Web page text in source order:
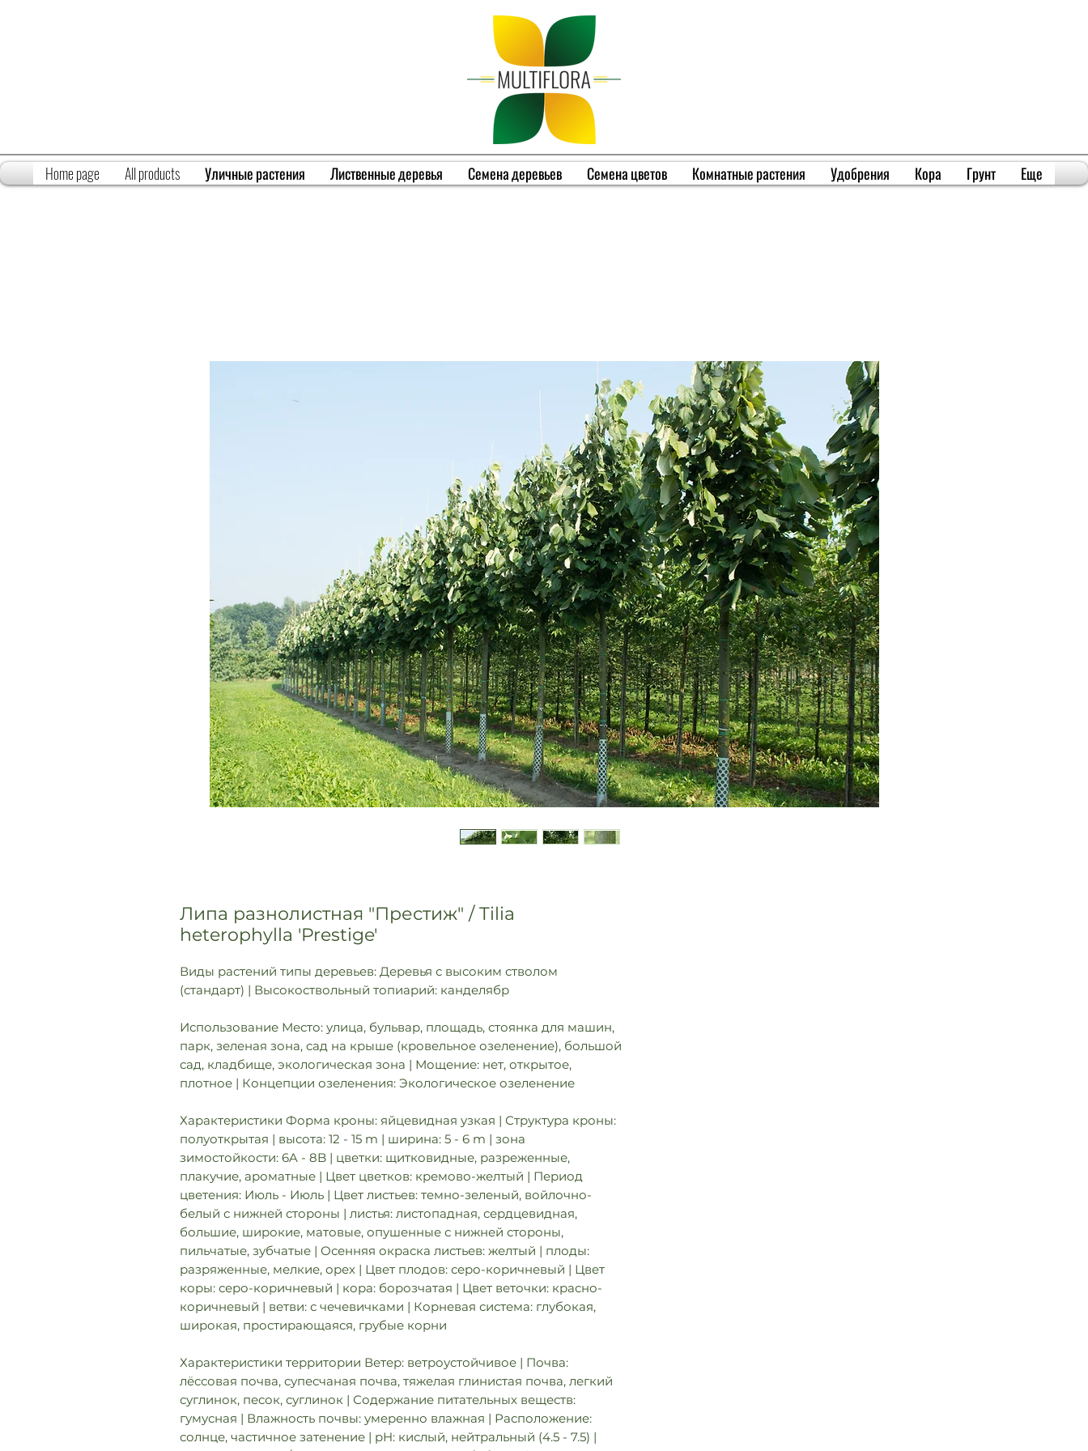
Home page All products Уличные растения Лиственные деревья Семена деревьев Семена цветов Комнатные растения Удобрения Кора Грунт Еще
Липа разнолистная "Престиж" / Tilia
heterophylla 'Prestige'
Виды растений типы деревьев: Деревья с высоким стволом
(стандарт) | Высокоствольный топиарий: канделябр
Использование Место: улица, бульвар, площадь, стоянка для машин,
парк, зеленая зона, сад на крыше (кровельное озеленение), большой
сад, кладбище, экологическая зона | Мощение: нет, открытое,
плотное | Концепции озеленения: Экологическое озеленение
Характеристики Форма кроны: яйцевидная узкая | Структура кроны:
полуоткрытая | высота: 12 - 15 m | ширина: 5 - 6 m | зона
зимостойкости: 6A - 8B | цветки: щитковидные, разреженные,
плакучие, ароматные | Цвет цветков: кремово-желтый | Период
цветения: Июль - Июль | Цвет листьев: темно-зеленый, войлочно-
белый с нижней стороны | листья: листопадная, сердцевидная,
большие, широкие, матовые, опушенные с нижней стороны,
пильчатые, зубчатые | Осенняя окраска листьев: желтый | плоды:
разряженные, мелкие, орех | Цвет плодов: серо-коричневый | Цвет
коры: серо-коричневый | кора: борозчатая | Цвет веточки: красно-
коричневый | ветви: с чечевичками | Корневая система: глубокая,
широкая, простирающаяся, грубые корни
Характеристики территории Ветер: ветроустойчивое | Почва:
лёссовая почва, супесчаная почва, тяжелая глинистая почва, легкий
суглинок, песок, суглинок | Содержание питательных веществ:
гумусная | Влажность почвы: умеренно влажная | Расположение:
солнце, частичное затенение | pH: кислый, нейтральный (4.5 - 7.5) |